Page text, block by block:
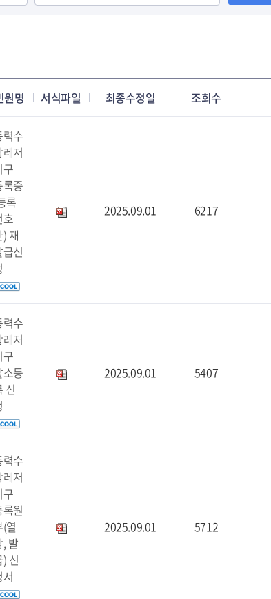
원명 서식파일 최종수정일 조회수
력수
레저
구
록증
록
호
) 재
급신
2025.09.01 6217
력수
레저
구
소등
신
2025.09.01 5407
력수
레저
구
록원
(열
, 발
) 신
서
2025.09.01 5712